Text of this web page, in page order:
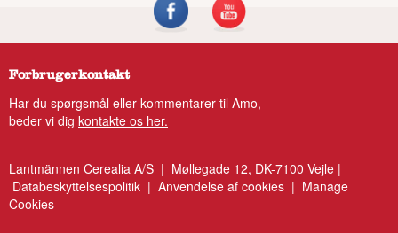
Forbrugerkontakt
Har du spørgsmål eller kommentarer til Amo,
beder vi dig kontakte os her.
Lantmännen Cerealia A/S | Møllegade 12, DK-7100 Vejle |
Databeskyttelsespolitik | Anvendelse af cookies | Manage
Cookies